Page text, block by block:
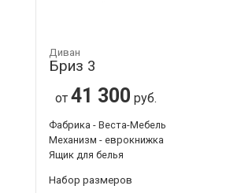
Диван
Бриз 3
от 41 300 руб.
Фабрика - Веста-Мебель
Механизм - еврокнижка
Ящик для белья
Набор размеров